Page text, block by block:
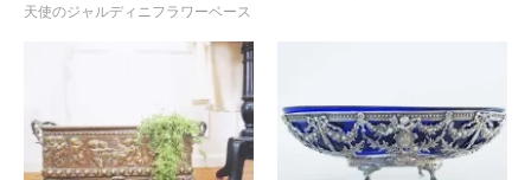
天使のジャルディニフラワーベース